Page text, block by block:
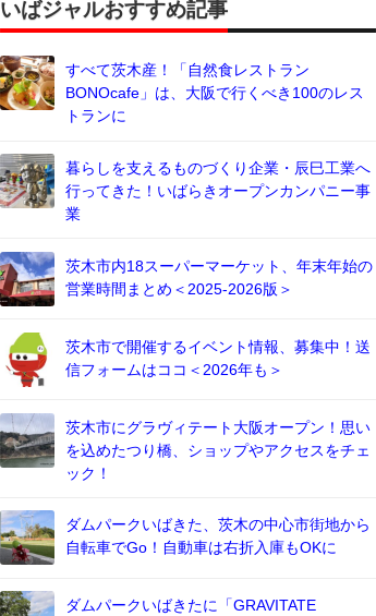
いばジャルおすすめ記事
すべて茨木産！「自然食レストラン
BONOcafe」は、大阪で行くべき100のレス
トランに
暮らしを支えるものづくり企業・辰巳工業へ
行ってきた！いばらきオープンカンパニー事
業
茨木市内18スーパーマーケット、年末年始の
営業時間まとめ＜2025-2026版＞
茨木市で開催するイベント情報、募集中！送
信フォームはココ＜2026年も＞
茨木市にグラヴィテート大阪オープン！思い
を込めたつり橋、ショップやアクセスをチェ
ック！
ダムパークいばきた、茨木の中心市街地から
自転車でGo！自動車は右折入庫もOKに
ダムパークいばきたに「GRAVITATE